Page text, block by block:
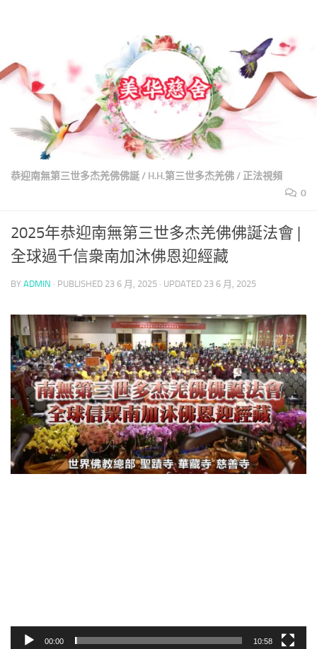
恭迎南無第三世多杰羌佛佛誕/ H.H.第三世多杰羌佛/ 正法視頻
0
2025年恭迎南無第三世多杰羌佛佛誕法會 |
全球過千信衆南加沐佛恩迎經藏
BY ADMIN · PUBLISHED 23 6 月, 2025 · UPDATED 23 6 月, 2025
00:00 10:58